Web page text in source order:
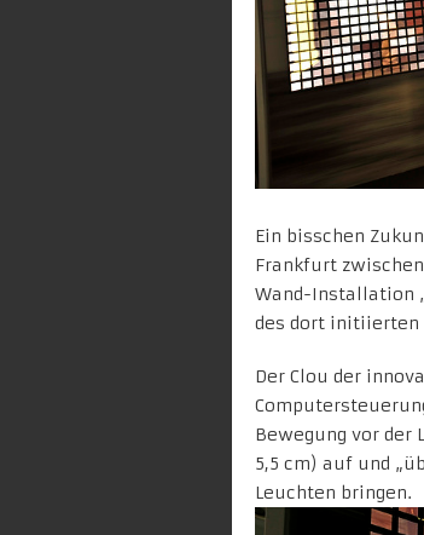
Ein bisschen
Frankfurt
Wand-Installation
des dort initiierten
Der Clou der
Bewegung vor der
5,5 cm) auf und
Leuchten bringen.